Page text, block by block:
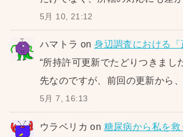
5月 10, 21:12
ハマトラ on身辺調査における「
“所持許可更新でたどりつきまし
先なのですが、前回の更新から
5月 7, 16:13
ウラベリカ on 糖尿病から私を救